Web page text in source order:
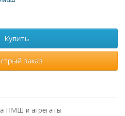
Купить
заказ
НМШ и агрегаты